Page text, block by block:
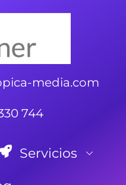
media.com
744
Servicios